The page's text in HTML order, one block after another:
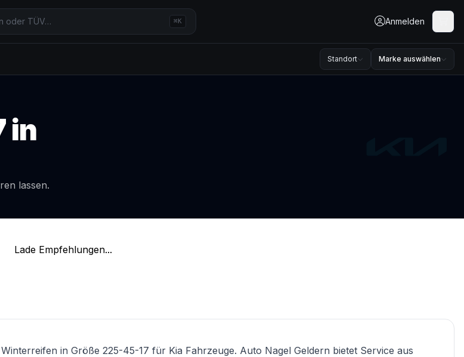
⌘K Anmelden
Standort Marke auswählen
in
lassen.
Lade Empfehlungen...
Winterreifen in Größe 225-45-17 für Kia Fahrzeuge. Auto Nagel Geldern bietet Service aus